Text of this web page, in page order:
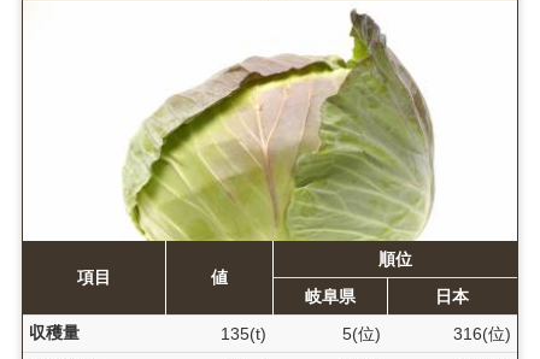
項目 値
順位
岐阜県
日本
収穫量
135(t) 5(位)
316(位)